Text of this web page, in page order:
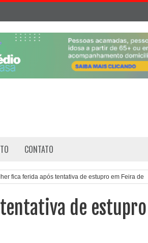
CONTATO
fica ferida após tentativa de estupro em Feira de
de estupro